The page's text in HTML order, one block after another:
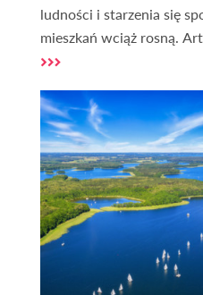
ludności i starzenia się
mieszkań wciąż rosną.
nie zmierza ani do
jak demografia,
nieruchomości będą
wartości mieszkań i które
które mogą stracić.